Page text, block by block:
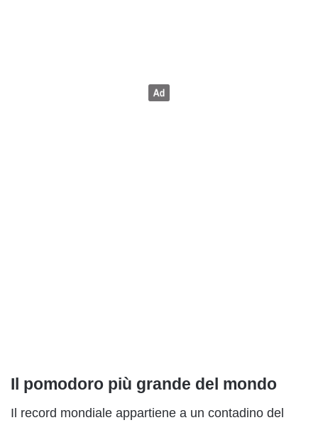
Il pomodoro più grande del mondo
Il record mondiale appartiene a un contadino del